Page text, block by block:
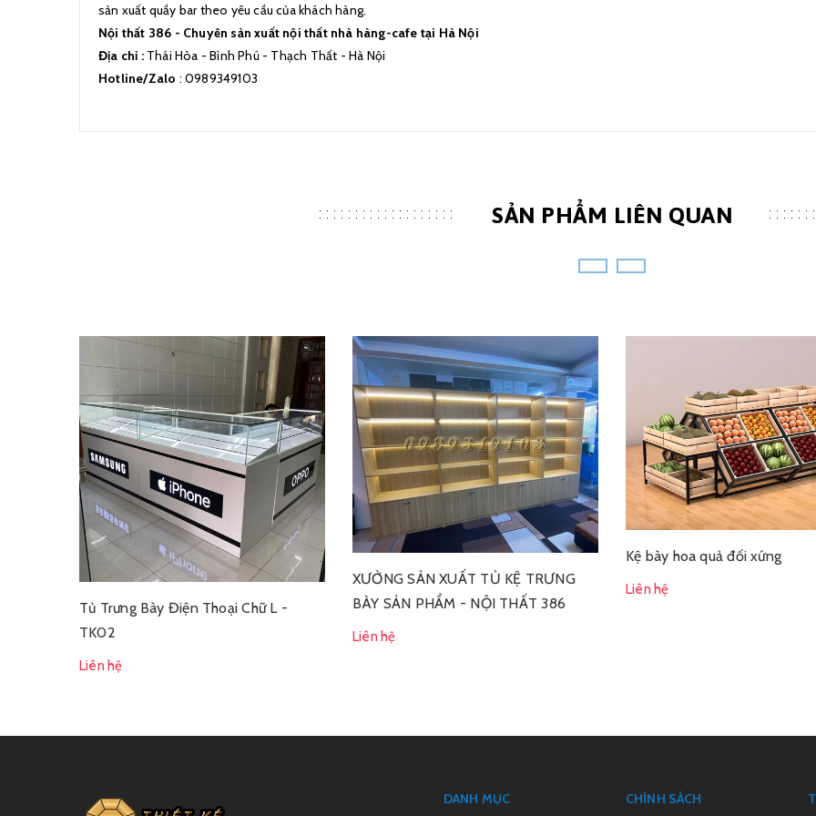
sản xuất quầy bar theo yêu cầu của khách hàng.
Nội thất 386 - Chuyên sản xuất nội thất nhà hàng-cafe tại Hà Nội
Địa chỉ : Thái Hòa - Bình Phú - Thạch Thất - Hà Nội
Hotline/Zalo : 0989349103
SẢN PHẨM LIÊN QUAN
Tủ Trưng Bày Điện Thoại Chữ L -
TK02
Liên hệ
XƯỞNG SẢN XUẤT TỦ KỆ TRƯNG
BÀY SẢN PHẨM - NỘI THẤT 386
Liên hệ
Kệ bày hoa quả đối xứng
Liên hệ
DANH MỤC CHÍNH SÁCH